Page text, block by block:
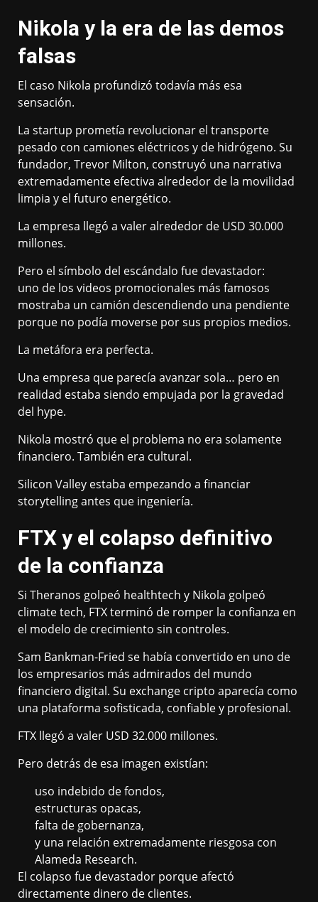
Nikola y la era de las demos
falsas
El caso Nikola profundizó todavía más esa
sensación.
La startup prometía revolucionar el transporte
pesado con camiones eléctricos y de hidrógeno. Su
fundador, Trevor Milton, construyó una narrativa
extremadamente efectiva alrededor de la movilidad
limpia y el futuro energético.
La empresa llegó a valer alrededor de USD 30.000
millones.
Pero el símbolo del escándalo fue devastador:
uno de los videos promocionales más famosos
mostraba un camión descendiendo una pendiente
porque no podía moverse por sus propios medios.
La metáfora era perfecta.
Una empresa que parecía avanzar sola… pero en
realidad estaba siendo empujada por la gravedad
del hype.
Nikola mostró que el problema no era solamente
financiero. También era cultural.
Silicon Valley estaba empezando a financiar
storytelling antes que ingeniería.
FTX y el colapso definitivo
de la confianza
Si Theranos golpeó healthtech y Nikola golpeó
climate tech, FTX terminó de romper la confianza en
el modelo de crecimiento sin controles.
Sam Bankman-Fried se había convertido en uno de
los empresarios más admirados del mundo
financiero digital. Su exchange cripto aparecía como
una plataforma sofisticada, confiable y profesional.
FTX llegó a valer USD 32.000 millones.
Pero detrás de esa imagen existían:
uso indebido de fondos,
estructuras opacas,
falta de gobernanza,
y una relación extremadamente riesgosa con
Alameda Research.
El colapso fue devastador porque afectó
directamente dinero de clientes.